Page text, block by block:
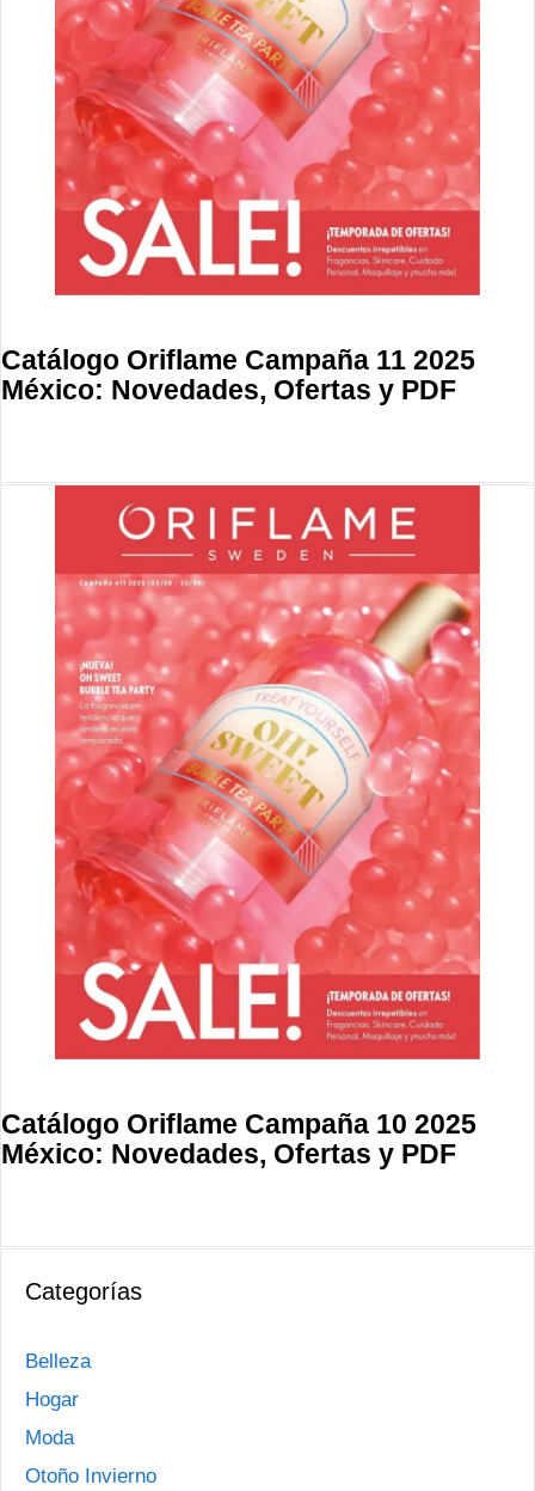
Catálogo Oriflame Campaña 11 2025
México: Novedades, Ofertas y PDF
Catálogo Oriflame Campaña 10 2025
México: Novedades, Ofertas y PDF
Categorías
Belleza
Hogar
Moda
Otoño Invierno